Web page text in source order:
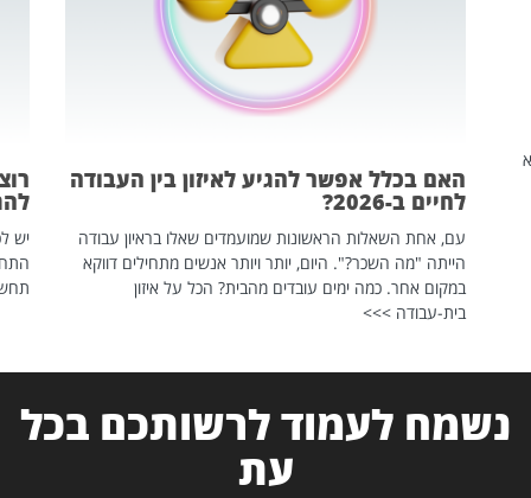
האם בכלל אפשר להגיע לאיזון בין העבודה
לחיים ב-2026?
עם, אחת השאלות הראשונות שמועמדים שאלו בראיון עבודה
הייתה "מה השכר?". היום, יותר ויותר אנשים מתחילים דווקא
במקום אחר. כמה ימים עובדים מהבית? הכל על איזון
בית-עבודה >>>
יש
נשמח לעמוד לרשותכם בכל
עת